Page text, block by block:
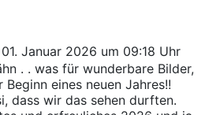
Januar 2026 um 09:18 Uhr
. . was für wunderbare Bilder,
eines neuen Jahres!!
dass wir das sehen durften.